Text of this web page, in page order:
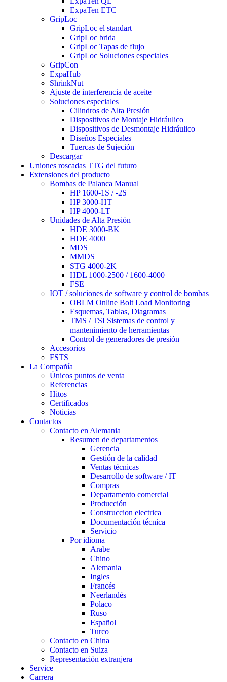
ExpaTen ETC
GripLoc
GripLoc el standart
GripLoc brida
GripLoc Tapas de flujo
GripLoc Soluciones especiales
GripCon
ExpaHub
ShrinkNut
Ajuste de interferencia de aceite
Soluciones especiales
Cilindros de Alta Presión
Dispositivos de Montaje Hidráulico
Dispositivos de Desmontaje Hidráulico
Diseños Especiales
Tuercas de Sujeción
Descargar
Uniones roscadas TTG del futuro
Extensiones del producto
Bombas de Palanca Manual
HP 1600-1S / -2S
HP 3000-HT
HP 4000-LT
Unidades de Alta Presión
HDE 3000-BK
HDE 4000
MDS
MMDS
STG 4000-2K
HDL 1000-2500 / 1600-4000
FSE
IOT / soluciones de software y control de bombas
OBLM Online Bolt Load Monitoring
Esquemas, Tablas, Diagramas
TMS / TSI Sistemas de control y
mantenimiento de herramientas
Control de generadores de presión
Accesorios
FSTS
La Compañía
Únicos puntos de venta
Referencias
Hitos
Certificados
Noticias
Contactos
Contacto en Alemania
Resumen de departamentos
Gerencia
Gestión de la calidad
Ventas técnicas
Desarrollo de software / IT
Compras
Departamento comercial
Producción
Construccion electrica
Documentación técnica
Servicio
Por idioma
Arabe
Chino
Alemania
Ingles
Francés
Neerlandés
Polaco
Ruso
Español
Turco
Contacto en China
Contacto en Suiza
Representación extranjera
Service
Carrera